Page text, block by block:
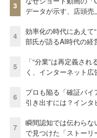
3
データが示す、店頭売
4
効率化の時代にあえ
部氏が語るAI時代の経
5
「“分業”は再定義さ
く、インターネット
6
プロも陥る「確証バ
引き出すには？イン
7
瞬間認知では伝わら
で見つけた「ストーリ